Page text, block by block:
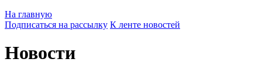
На главную
Подписаться на рассылку К ленте новостей
Новости